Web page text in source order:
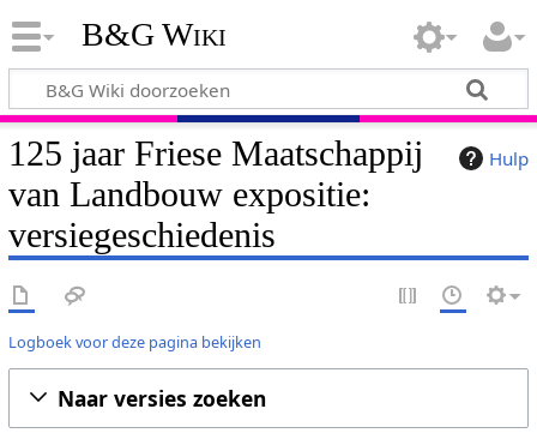
B&G Wiki
Hulp
125 jaar Friese Maatschappij
van Landbouw expositie:
versiegeschiedenis
Logboek voor deze pagina bekijken
Naar versies zoeken